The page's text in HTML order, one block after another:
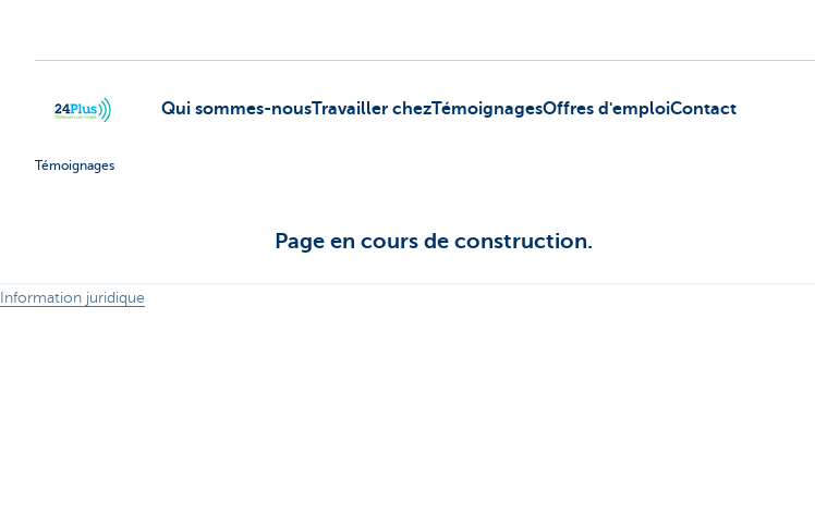
Qui sommes-nousTravailler chezTémoignagesOffres d'emploiContact
Témoignages
Page en cours de construction.
Information juridique